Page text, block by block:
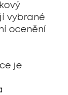
vybrané
ocenění
je